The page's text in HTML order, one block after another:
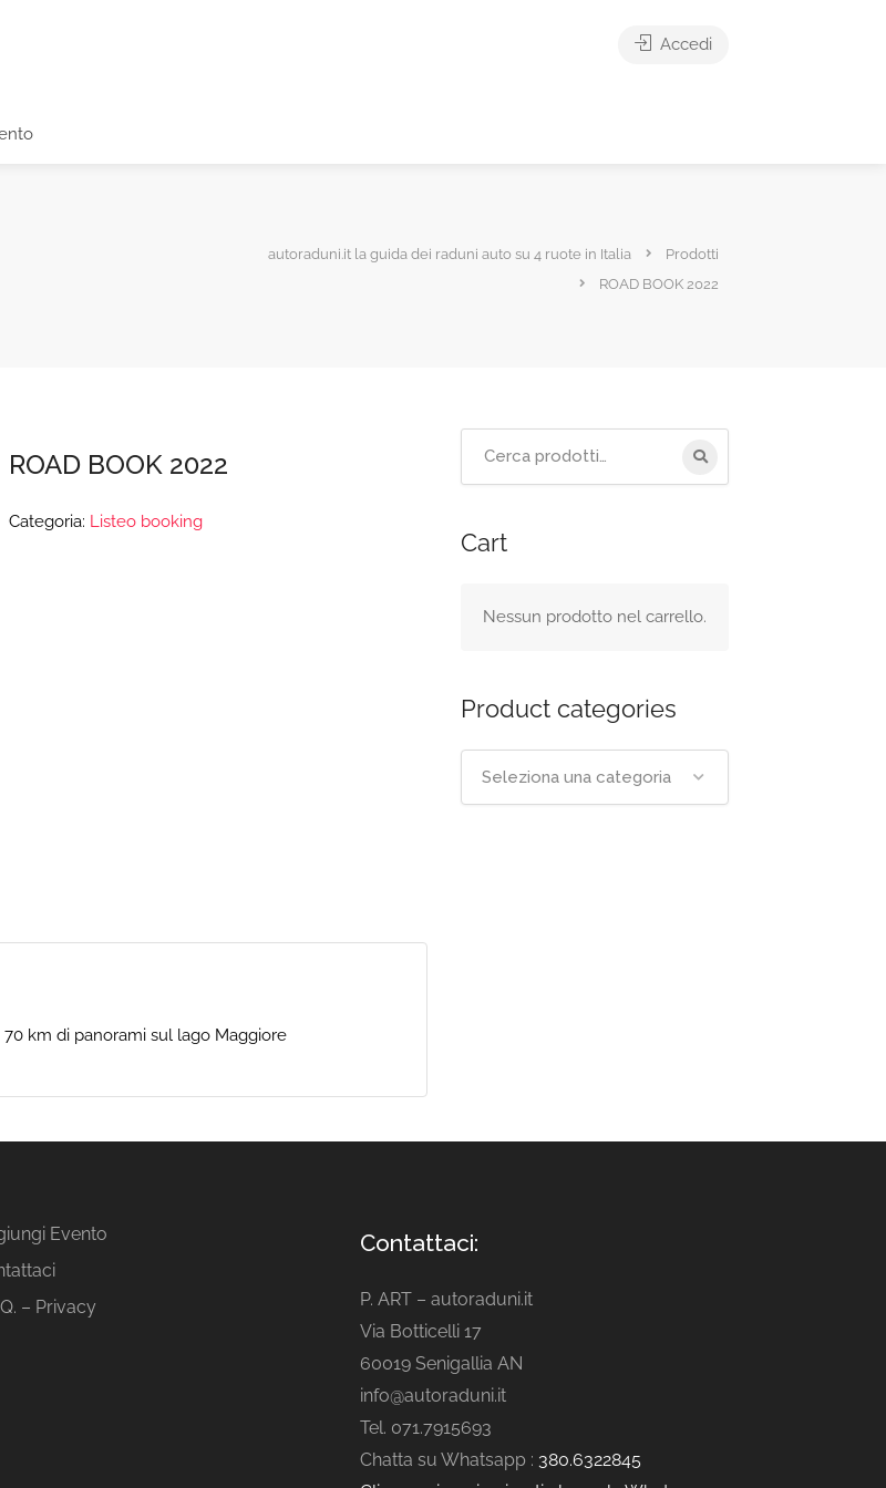
Accedi
autoraduni.it la guida dei raduni auto su 4 ruote in Italia
Prodotti
ROAD BOOK 2022
ROAD BOOK 2022
Categoria: Listeo booking
km di panorami sul lago Maggiore
Cart
Nessun prodotto nel carrello.
Product categories
Seleziona una categoria
Evento
– Privacy
Contattaci:
P. ART – autoraduni.it
Via Botticelli 17
60019 Senigallia AN
info@autoraduni.it
Tel. 071.7915693
Chatta su Whatsapp : 380.6322845